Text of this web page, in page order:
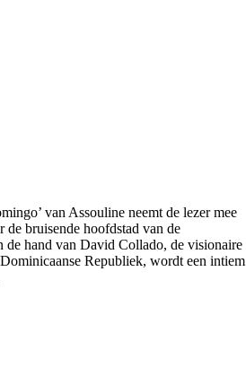
van Assouline neemt de lezer mee
de bruisende hoofdstad van de
de hand van David Collado, de visionaire
Republiek, wordt een intiem